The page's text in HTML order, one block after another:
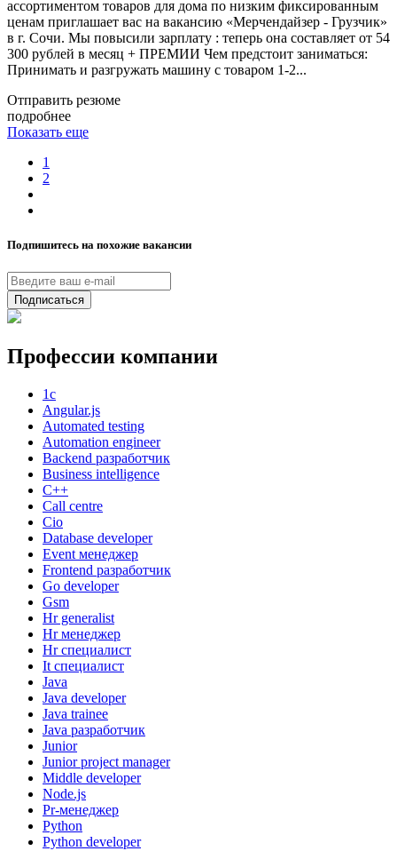
ассортиментом товаров для дома по низким фиксированным
ценам приглашает вас на вакансию «Мерчендайзер - Грузчик»
в г. Сочи. Мы повысили зарплату : теперь она составляет от 54
300 рублей в месяц + ПРЕМИИ Чем предстоит заниматься:
Принимать и разгружать машину с товаром 1-2...
Отправить резюме
подробнее
Показать еще
1
2
Подпишитесь на похожие вакансии
Подписаться
Профессии компании
1с
Angular.js
Automated testing
Automation engineer
Backend разработчик
Business intelligence
C++
Call centre
Cio
Database developer
Event менеджер
Frontend разработчик
Go developer
Gsm
Hr generalist
Hr менеджер
Hr специалист
It специалист
Java
Java developer
Java trainee
Java разработчик
Junior
Junior project manager
Middle developer
Node.js
Pr-менеджер
Python
Python developer